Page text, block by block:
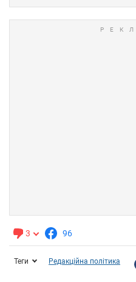
3 96
Теги Редакційна політика